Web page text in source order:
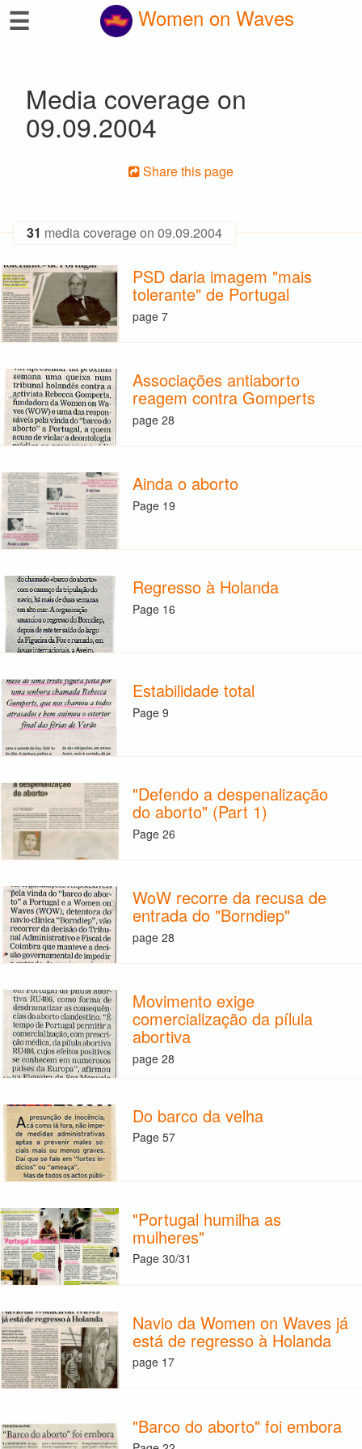
☰ Women on Waves
Media coverage on
09.09.2004
Share this page
31 media coverage on 09.09.2004
PSD daria imagem "mais
tolerante" de Portugal
page 7
Associações antiaborto
reagem contra Gomperts
page 28
Ainda o aborto
Page 19
Regresso à Holanda
Page 16
Estabilidade total
Page 9
"Defendo a despenalização
do aborto" (Part 1)
Page 26
WoW recorre da recusa de
entrada do "Borndiep"
page 28
Movimento exige
comercialização da pílula
abortiva
page 28
Do barco da velha
Page 57
"Portugal humilha as
mulheres"
Page 30/31
Navio da Women on Waves já
está de regresso à Holanda
page 17
"Barco do aborto" foi embora